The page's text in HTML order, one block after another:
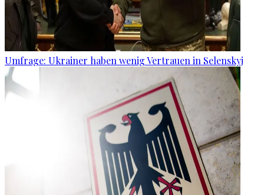
Umfrage: Ukrainer haben wenig Vertrauen in Selenskyj